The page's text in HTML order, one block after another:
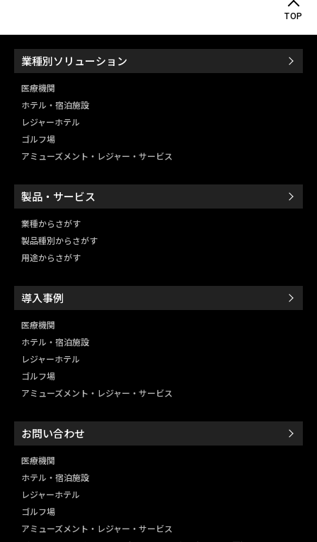
TOP
業種別ソリューション
医療機関
ホテル・宿泊施設
レジャーホテル
ゴルフ場
アミューズメント・レジャー・ サービス
製品・サービス
業種からさがす
製品種別からさがす
用途からさがす
導入事例
医療機関
ホテル・宿泊施設
レジャーホテル
ゴルフ場
アミューズメント・レジャー・ サービス
お問い合わせ
医療機関
ホテル・宿泊施設
レジャーホテル
ゴルフ場
アミューズメント・レジャー・ サービス